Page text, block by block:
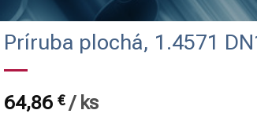
Príruba plochá, 1.4571
64,86€/ ks